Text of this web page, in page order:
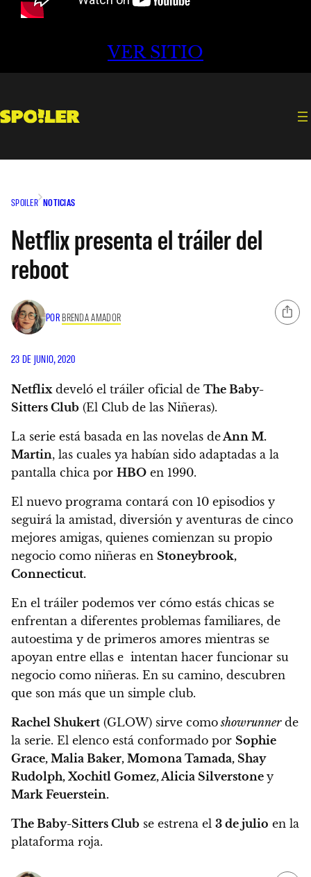
VER SITIO
SPOILER NOTICIAS
Netflix presenta el tráiler del
reboot
POR BRENDA AMADOR
23 DE JUNIO, 2020
Netflix develó el tráiler oficial de The Baby-
Sitters Club (El Club de las Niñeras).
La serie está basada en las novelas de Ann M.
Martin, las cuales ya habían sido adaptadas a la
pantalla chica por HBO en 1990.
El nuevo programa contará con 10 episodios y
seguirá la amistad, diversión y aventuras de cinco
mejores amigas, quienes comienzan su propio
negocio como niñeras en Stoneybrook,
Connecticut.
En el tráiler podemos ver cómo estás chicas se
enfrentan a diferentes problemas familiares, de
autoestima y de primeros amores mientras se
apoyan entre ellas e intentan hacer funcionar su
negocio como niñeras. En su camino, descubren
que son más que un simple club.
Rachel Shukert (GLOW) sirve comoshowrunnerde
la serie. El elenco está conformado por Sophie
Grace, Malia Baker, Momona Tamada, Shay
Rudolph, Xochitl Gomez, Alicia Silverstone y
Mark Feuerstein.
The Baby-Sitters Club se estrena el 3 de julio en la
plataforma roja.